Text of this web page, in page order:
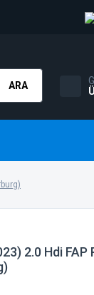
ARA
2.0 Hdi